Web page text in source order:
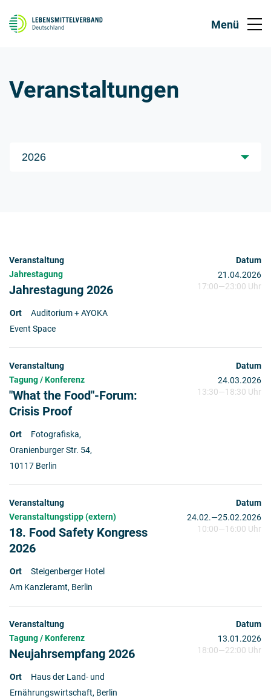
Veranstaltungen
21.04.2026
17:00—23:00 Uhr
Jahrestagung
Jahrestagung 2026
Auditorium + AYOKA
Event Space
24.03.2026
13:30—18:30 Uhr
Tagung / Konferenz
"What the Food"-Forum:
Crisis Proof
Fotografiska,
Oranienburger Str. 54,
10117 Berlin
24.02.2026
—25.02.2026
10:00—16:00 Uhr
Veranstaltungstipp (extern)
18. Food Safety Kongress
2026
Steigenberger Hotel
Am Kanzleramt, Berlin
13.01.2026
18:00—22:00 Uhr
Tagung / Konferenz
Neujahrsempfang 2026
Haus der Land- und
Ernährungswirtschaft, Berlin